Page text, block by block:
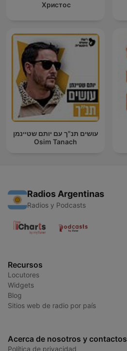
Христос
עושים תנ"ך עם יותם שטיינמן
Osim Tanach
Radios Argentinas
Radios y Podcasts
Recursos
Locutores
Widgets
Blog
Sitios web de radio por país
Acerca de nosotros y contactos
Política de privacidad